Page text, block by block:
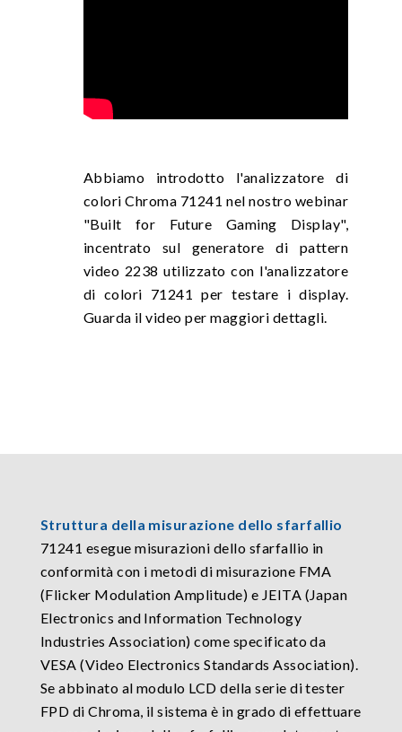
Abbiamo introdotto l'analizzatore di
colori Chroma 71241 nel nostro webinar
"Built for Future Gaming Display",
incentrato sul generatore di pattern
video 2238 utilizzato con l'analizzatore
di colori 71241 per testare i display.
Guarda il video per maggiori dettagli.
Struttura della misurazione dello sfarfallio
71241 esegue misurazioni dello sfarfallio in
conformità con i metodi di misurazione FMA
(Flicker Modulation Amplitude) e JEITA (Japan
Electronics and Information Technology
Industries Association) come specificato da
VESA (Video Electronics Standards Association).
Se abbinato al modulo LCD della serie di tester
FPD di Chroma, il sistema è in grado di effettuare